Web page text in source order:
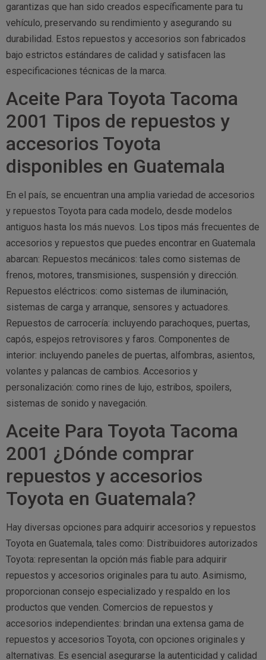
garantizas que han sido creados específicamente para tu
vehículo, preservando su rendimiento y asegurando su
durabilidad. Estos repuestos y accesorios son fabricados
bajo estrictos estándares de calidad y satisfacen las
especificaciones técnicas de la marca.
Aceite Para Toyota Tacoma
2001 Tipos de repuestos y
accesorios Toyota
disponibles en Guatemala
En el país, se encuentran una amplia variedad de accesorios
y repuestos Toyota para cada modelo, desde modelos
antiguos hasta los más nuevos. Los tipos más frecuentes de
accesorios y repuestos que puedes encontrar en Guatemala
abarcan: Repuestos mecánicos: tales como sistemas de
frenos, motores, transmisiones, suspensión y dirección.
Repuestos eléctricos: como sistemas de iluminación,
sistemas de carga y arranque, sensores y actuadores.
Repuestos de carrocería: incluyendo parachoques, puertas,
capós, espejos retrovisores y faros. Componentes de
interior: incluyendo paneles de puertas, alfombras, asientos,
volantes y palancas de cambios. Accesorios y
personalización: como rines de lujo, estribos, spoilers,
sistemas de sonido y navegación.
Aceite Para Toyota Tacoma
2001 ¿Dónde comprar
repuestos y accesorios
Toyota en Guatemala?
Hay diversas opciones para adquirir accesorios y repuestos
Toyota en Guatemala, tales como: Distribuidores autorizados
Toyota: representan la opción más fiable para adquirir
repuestos y accesorios originales para tu auto. Asimismo,
proporcionan consejo especializado y respaldo en los
productos que venden. Comercios de repuestos y
accesorios independientes: brindan una extensa gama de
repuestos y accesorios Toyota, con opciones originales y
alternativas. Es esencial asegurarse la autenticidad y calidad